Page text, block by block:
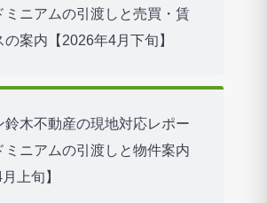
ミニアムの引渡しと売買・賃
案内【2026年4月下旬】
鈴木不動産の現地対応レポー
ミニアムの引渡しと物件案内
上旬】